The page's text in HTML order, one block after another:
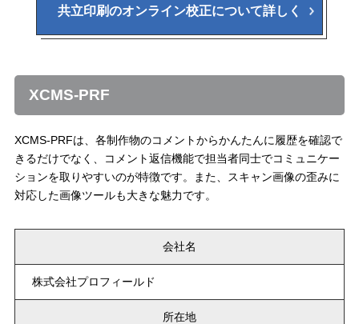
共立印刷のオンライン校正について詳しく
XCMS-PRF
XCMS-PRFは、各制作物のコメントからかんたんに履歴を確認で
きるだけでなく、コメント返信機能で担当者同士でコミュニケー
ションを取りやすいのが特徴です。また、スキャン画像の歪みに
対応した画像ツールも大きな魅力です。
会社名
株式会社プロフィールド
所在地